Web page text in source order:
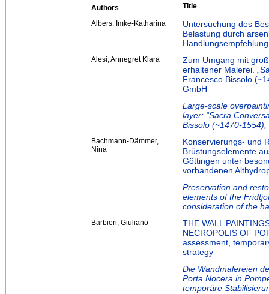
Authors Title
Albers, Imke-Katharina
Untersuchung des
Belastung durch
Handlungsempfehlung
Alesi, Annegret Klara
Zum Umgang mit
erhaltener Malerei.
Francesco Bissolo
GmbH
Large-scale
layer: “Sacra
Bissolo (~1470-
Bachmann-Dämmer,
Nina
Konservierungs- und
Brüstungselemente
Göttingen unter
vorhandenen
Preservation and
elements of the
consideration of the
Barbieri, Giuliano
THE WALL
NECROPOLIS OF
assessment,
strategy
Die Wandmalereien
Porta Nocera in
temporäre